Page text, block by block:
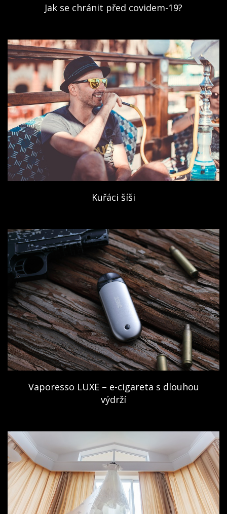
Jak se chránit před covidem-19?
Kuřáci šíši
Vaporesso LUXE – e-cigareta s dlouhou
výdrží